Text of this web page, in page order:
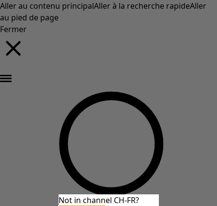
Aller au contenu principalAller à la recherche rapideAller
au pied de page
Fermer
Not in channel CH-FR?